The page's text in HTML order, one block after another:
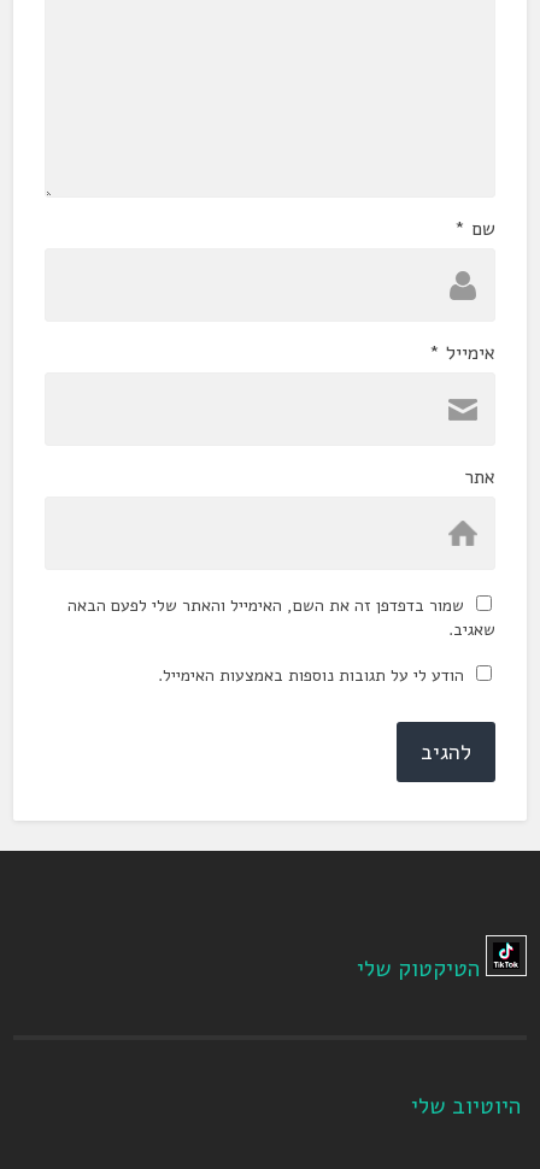
שם *
אימייל *
אתר
שמור בדפדפן זה את השם, האימייל והאתר שלי לפעם הבאה
שאגיב.
הודע לי על תגובות נוספות באמצעות האימייל.
הטיקטוק שלי
היוטיוב שלי